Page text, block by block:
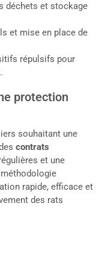
déchets et stockage
et mise en place de
répulsifs pour
protection
souhaitant une
contrats
et une
rapide, efficace et
des rats